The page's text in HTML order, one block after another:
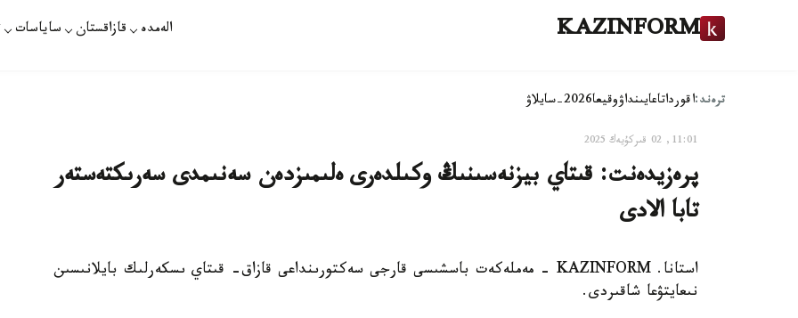
KAZINFORM الەمدە قازاقستان ساياسات
ترەند:اقورداتاعايىنداۋوقيعا2026-سايلاۋ
11:01, 02 قىركۇيەك 2025
پرەزيدەنت: قىتاي بيزنەسىنىڭ وكىلدەرى ەلىمىزدەن سەنىمدى سەرىكتەستەر
تابا الادى
استانا. KAZINFORM - مەملەكەت باسشىسى قارجى سەكتورىنداعى قازاق- قىتاي ىسكەرلىك بايلانىسىن
نىعايتۋعا شاقىردى.